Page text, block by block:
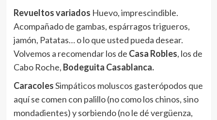
Revueltos variados Huevo, imprescindible.
Acompañado de gambas, espárragos trigueros,
jamón, Patatas… o lo que usted pueda desear.
Volvemos a recomendar los de Casa Robles, los de
Cabo Roche, Bodeguita Casablanca.
CaracolesSimpáticos moluscos gasterópodos que
aquí se comen con palillo (no como los chinos, sino
mondadientes) y sorbiendo (no le dé vergüenza,